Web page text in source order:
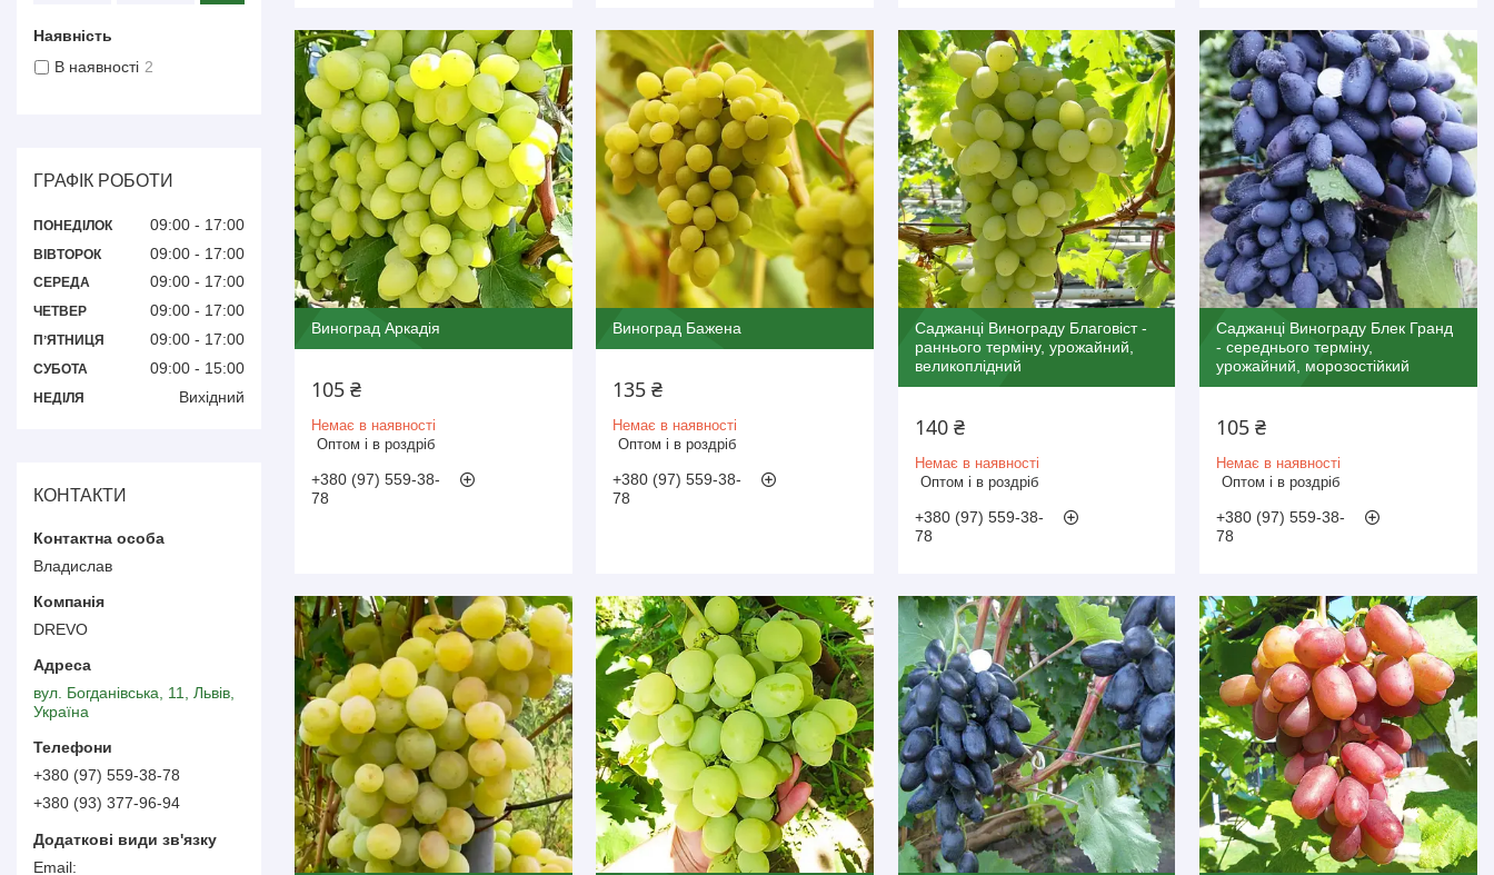
Виноград Аркадія
105 ₴
Немає в наявності
Оптом і в роздріб
+380 (97) 559-38-
78
Виноград Бажена
135 ₴
Немає в наявності
Оптом і в роздріб
+380 (97) 559-38-
78
Саджанці Винограду Благовіст -
раннього терміну, урожайний,
великоплідний
140 ₴
Немає в наявності
Оптом і в роздріб
+380 (97) 559-38-
78
Саджанці Винограду Блек Гранд
- середнього терміну,
урожайний, морозостійкий
105 ₴
Немає в наявності
Оптом і в роздріб
+380 (97) 559-38-
78
Наявність
В наявності 2
ГРАФІК РОБОТИ
ПОНЕДІЛОК 09:00 17:00
ВІВТОРОК 09:00 17:00
СЕРЕДА 09:00 17:00
ЧЕТВЕР 09:00 17:00
ПʼЯТНИЦЯ 09:00 17:00
СУБОТА 09:00 15:00
НЕДІЛЯ Вихідний
КОНТАКТИ
Владислав
DREVO
вул. Богданівська, 11, Львів,
Україна
+380 (97) 559-38-78
+380 (93) 377-96-94